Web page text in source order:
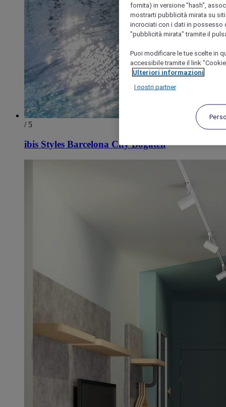
/ 5
ibis Styles Barcelona City Bogatell
fornita) in versione "hash",
mostrarti pubblicità mirata su
incrociati con i dati in possesso
"pubblicità mirata" tramite il
Puoi modificare le tue scelte in
accessibile tramite il link
Ulteriori informazioni
I nostri partner